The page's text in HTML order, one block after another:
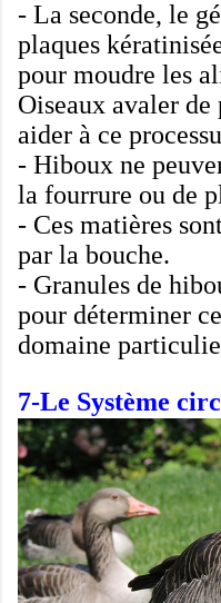
- La seconde, le
plaques
pour moudre les
Oiseaux avaler de
aider à ce
- Hiboux ne
la fourrure ou de
- Ces matières
par la bouche.
- Granules de
pour déterminer
domaine
7-Le Système